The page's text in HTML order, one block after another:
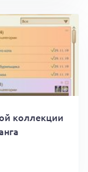
коллекции